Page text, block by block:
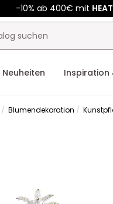
Kauf-unique
-10% ab 400€ mit
Neuheiten Inspiration
Blumendekoration